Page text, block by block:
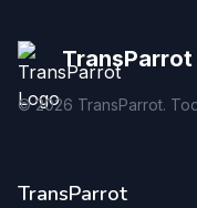
TransParrot
©2026 TransParrot.
TransParrot